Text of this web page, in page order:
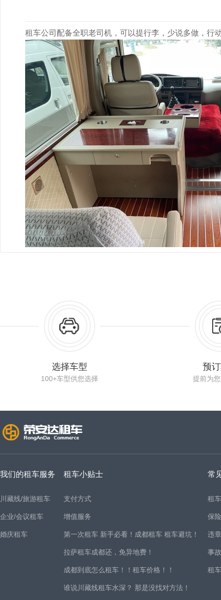
租车公司配备全职老司机，可以提行李，少说多做，行
选择车型
100+车型供您选择
预
提前为
我们的租车服务
川藏线/旅游租车
企业/会议租车
婚庆租车
租车小贴士
支付方式
增值服务
第一次租车 新手必看！成都租车 租车避坑！
拉萨租车成都还，免异地费！
成都到底怎么租车！！租车价格！！
谁说川藏线租车水深？ 那是没找对方法！
常
租
保
违
事
租